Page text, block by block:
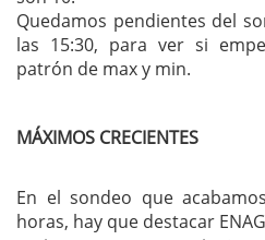
Quedamos pendientes del
las 15:30, para ver si
patrón de max y min.
MÁXIMOS CRECIENTES
En el sondeo que
horas, hay que destacar